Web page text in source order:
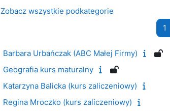
Zobacz wszystkie podkategorie
1
Barbara Urbańczak (ABC Małej Firmy)
Geografia kurs maturalny
Katarzyna Balicka (kurs zaliczeniowy)
Regina Mroczko (kurs zaliczeniowy)